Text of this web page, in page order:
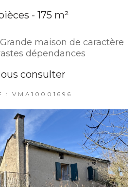
- 175 m²
maison de caractère
dépendances
consulter
: VMA10001696